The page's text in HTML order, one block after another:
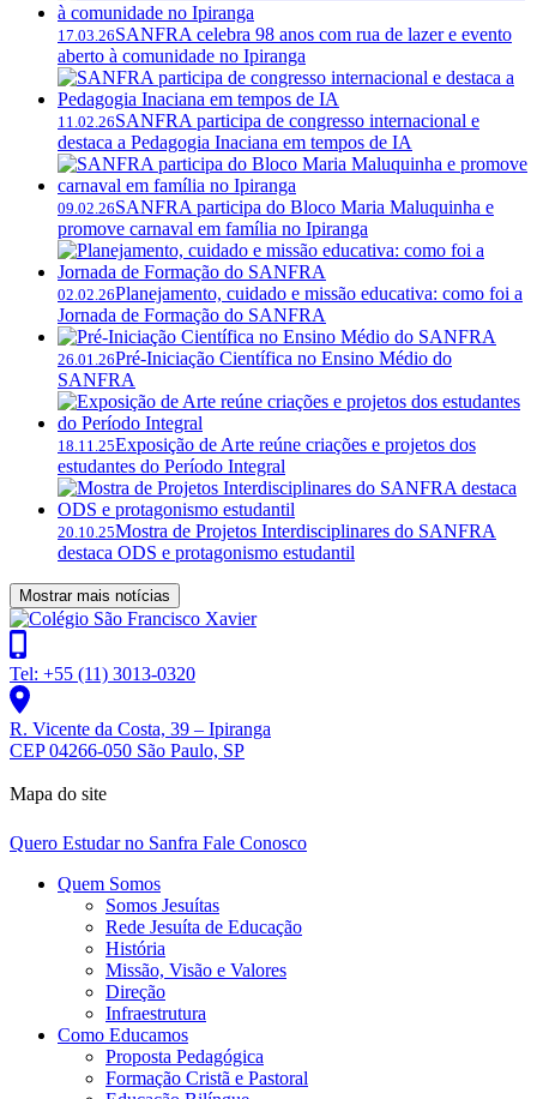
17.03.26SANFRA celebra 98 anos com rua de lazer e evento
aberto à comunidade no Ipiranga
11.02.26SANFRA participa de congresso internacional e
destaca a Pedagogia Inaciana em tempos de IA
09.02.26SANFRA participa do Bloco Maria Maluquinha e
promove carnaval em família no Ipiranga
02.02.26Planejamento, cuidado e missão educativa: como foi a
Jornada de Formação do SANFRA
26.01.26Pré-Iniciação Científica no Ensino Médio do
SANFRA
18.11.25Exposição de Arte reúne criações e projetos dos
estudantes do Período Integral
20.10.25Mostra de Projetos Interdisciplinares do SANFRA
destaca ODS e protagonismo estudantil
Mostrar mais notícias
Tel: +55 (11) 3013-0320
R. Vicente da Costa, 39 – Ipiranga
CEP 04266-050 São Paulo, SP
Mapa do site
Quero Estudar no Sanfra Fale Conosco
Quem Somos
Somos Jesuítas
Rede Jesuíta de Educação
História
Missão, Visão e Valores
Direção
Infraestrutura
Como Educamos
Proposta Pedagógica
Formação Cristã e Pastoral